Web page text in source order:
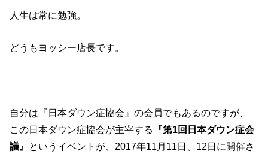
人生は常に勉強。
どうもヨッシー店長です。
自分は『日本ダウン症協会』の会員でもあるのですが、
この日本ダウン症協会が主宰する
『第1回日本ダウン症会
議』 というイベントが、2017年11月11日、12日に開催さ